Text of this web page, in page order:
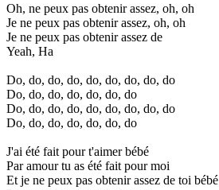
Oh, ne peux pas obtenir assez, oh, oh
Je ne peux pas obtenir assez, oh, oh
Je ne peux pas obtenir assez de
Yeah, Ha
Do, do, do, do, do, do, do, do, do
Do, do, do, do, do, do, do
Do, do, do, do, do, do, do, do, do
Do, do, do, do, do, do, do
J'ai été fait pour t'aimer bébé
Par amour tu as été fait pour moi
Et je ne peux pas obtenir assez de toi bébé